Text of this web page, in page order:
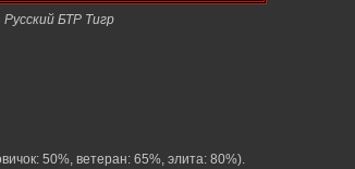
Русский БТР Тигр
50%, ветеран: 65%, элита: 80%).